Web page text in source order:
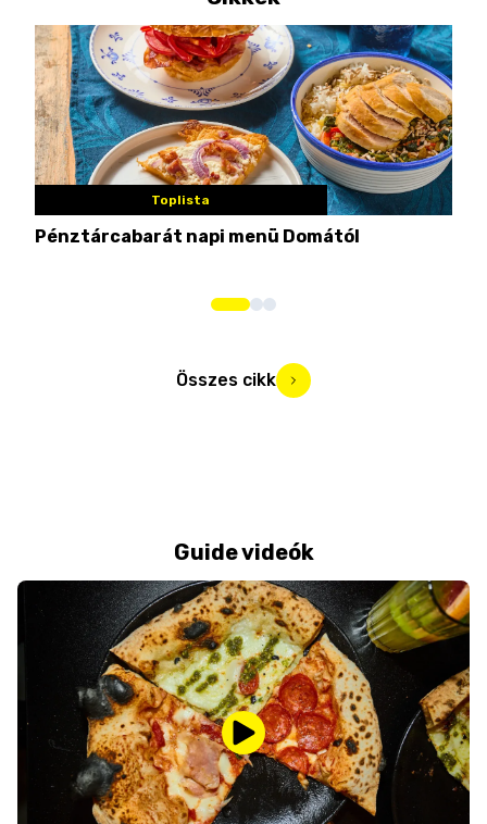
Toplista
Pénztárcabarát napi menü Domától
Összes cikk
Guide videók